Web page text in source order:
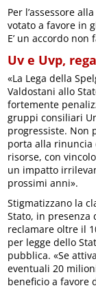
Per l’assessore
votato a favore in
E’ un accordo non
Uv e Uvp,
«La Lega della
Valdostani allo
fortemente
gruppi consiliari
progressiste. Non
porta alla
risorse, con
un impatto
prossimi anni».
Stigmatizzano la
Stato, in presenza
reclamare oltre il
per legge dello
pubblica. «Se
eventuali 20
beneficio a favore